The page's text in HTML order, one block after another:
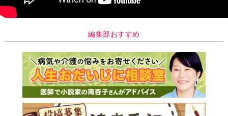
編集部おすすめ